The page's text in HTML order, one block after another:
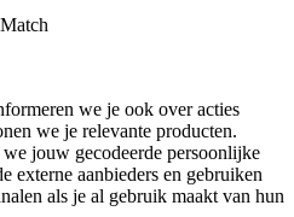
we je ook over acties
we je relevante producten.
jouw gecodeerde persoonlijke
externe aanbieders en gebruiken
als je al gebruik maakt van hun